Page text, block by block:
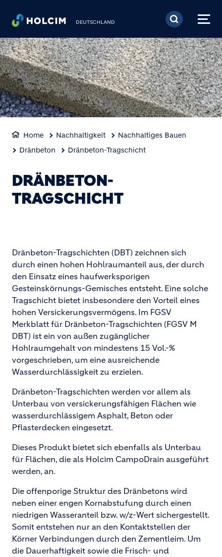
Direkt zum Inhalt
DEUTSCHLAND
Home Nachhaltigkeit
Nachhaltiges Bauen
Dränbeton
Dränbeton-Tragschicht
DRÄNBETON-
TRAGSCHICHT
Dränbeton-Tragschichten (DBT) zeichnen sich
durch einen hohen Hohlraumanteil aus, der durch
den Einsatz eines haufwerksporigen
Gesteinskörnungs-Gemisches entsteht. Eine solche
Tragschicht bietet insbesondere den Vorteil eines
hohen Versickerungsvermögens. Im FGSV
Merkblatt für Dränbeton-Tragschichten (FGSV M
DBT) ist ein von außen zugänglicher
Hohlraumgehalt von mindestens 15 Vol.-%
vorgeschrieben, um eine ausreichende
Wasserdurchlässigkeit zu erzielen.
Dränbeton-Tragschichten werden vor allem als
Unterbau von versickerungsfähigen Flächen wie
wasserdurchlässigem Asphalt, Beton oder
Pflasterdecken eingesetzt.
Dieses Produkt bietet sich ebenfalls als Unterbau
für Flächen, die als Holcim CampoDrain ausgeführt
werden, an.
Die offenporige Struktur des Dränbetons wird
neben einer engen Kornabstufung durch einen
niedrigen Wasseranteil bzw. w/z-Wert sichergestellt.
Somit entstehen nur an den Kontaktstellen der
Körner Verbindungen durch den Zementleim. Um
die Dauerhaftigkeit sowie die Frisch- und